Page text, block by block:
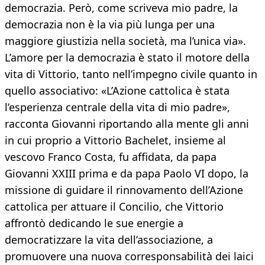
democrazia. Però, come scriveva mio padre, la
democrazia non è la via più lunga per una
maggiore giustizia nella società, ma l’unica via».
L’amore per la democrazia è stato il motore della
vita di Vittorio, tanto nell’impegno civile quanto in
quello associativo: «L’Azione cattolica è stata
l’esperienza centrale della vita di mio padre»,
racconta Giovanni riportando alla mente gli anni
in cui proprio a Vittorio Bachelet, insieme al
vescovo Franco Costa, fu affidata, da papa
Giovanni XXIII prima e da papa Paolo VI dopo, la
missione di guidare il rinnovamento dell’Azione
cattolica per attuare il Concilio, che Vittorio
affrontò dedicando le sue energie a
democratizzare la vita dell’associazione, a
promuovere una nuova corresponsabilità dei laici